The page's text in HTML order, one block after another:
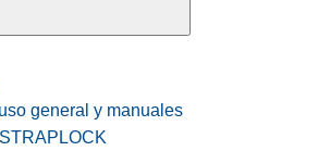
general y manuales